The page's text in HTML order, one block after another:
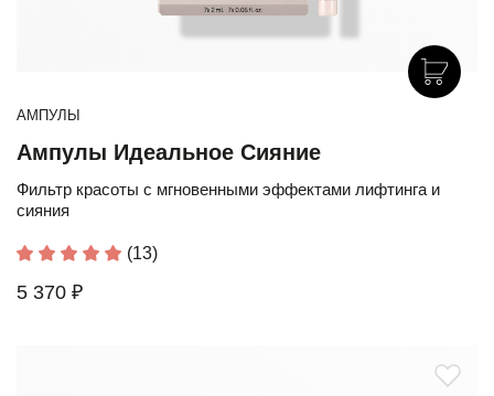
АМПУЛЫ
Ампулы Идеальное Сияние
Фильтр красоты с мгновенными эффектами лифтинга и
сияния
(13)
5 370 ₽